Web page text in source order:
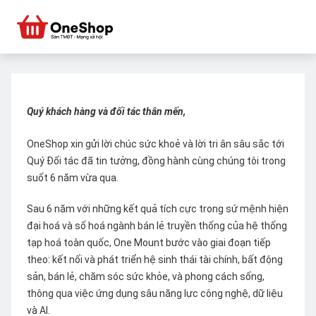
Quý khách hàng và đối tác thân mến,
OneShop xin gửi lời chúc sức khoẻ và lời tri ân sâu sắc tới
Quý Đối tác đã tin tưởng, đồng hành cùng chúng tôi trong
suốt 6 năm vừa qua.
Sau 6 năm với những kết quả tích cực trong sứ mệnh hiện
đại hoá và số hoá ngành bán lẻ truyền thống của hệ thống
tạp hoá toàn quốc, One Mount bước vào giai đoạn tiếp
theo: kết nối và phát triển hệ sinh thái tài chính, bất động
sản, bán lẻ, chăm sóc sức khỏe, và phong cách sống,
thông qua việc ứng dụng sâu năng lực công nghệ, dữ liệu
và AI.